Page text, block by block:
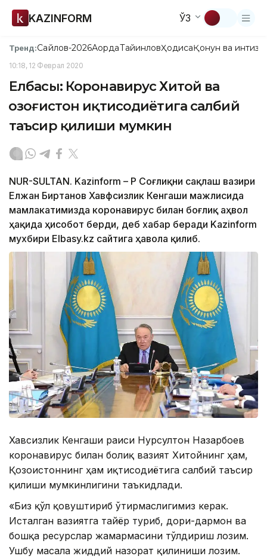
KAZINFORM ЎЗ
Тренд:Сайлов-2026АқордаТайинловҲодисаҚонун ва
10:18, 12 Феврал 2020
Елбасы: Коронавирус Хитой ва
Қозоғистон иқтисодиётига салбий
таъсир қилиши мумкин
NUR-SULTAN. Kazinform – ҚР Соғлиқни сақлаш вазири
Елжан Биртанов Хавфсизлик Кенгаши мажлисида
мамлакатимизда коронавирус билан боғлиқ аҳвол
ҳақида ҳисобот берди, деб хабар беради Kazinform
мухбири Еlbasy.kz сайтига ҳавола қилиб.
Хавсизлик Кенгаши раиси Нурсултон Назарбоев
коронавирус билан боғлиқ вазият Хитойнинг ҳам,
Қозоғистоннинг ҳам иқтисодиётига салбий таъсир
қилиши мумкинлигини таъкидлади.
«Биз қўл қовуштириб ўтирмаслигимиз керак.
Исталган вазиятга тайёр туриб, дори-дармон ва
бошқа ресурслар жамғармасини тўлдириш лозим.
Ушбу масала жиддий назорат қилиниши лозим.